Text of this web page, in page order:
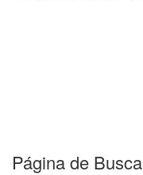
Página de Busca